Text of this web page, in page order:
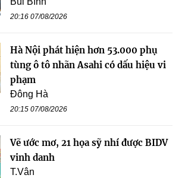
20:16 07/08/2026
Hà Nội phát hiện hơn 53.000 phụ
tùng ô tô nhãn Asahi có dấu hiệu vi
phạm
Đông Hà
20:15 07/08/2026
Vẽ ước mơ, 21 họa sỹ nhí được BIDV
vinh danh
T.Vân